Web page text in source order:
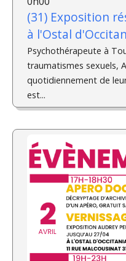
(31) Exposition
à l'Ostal
Psychothérapeute à
traumatismes sexuels,
quotidiennement de
est...